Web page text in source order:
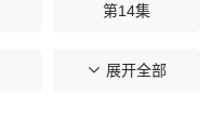
第14集
第11集
展开全部